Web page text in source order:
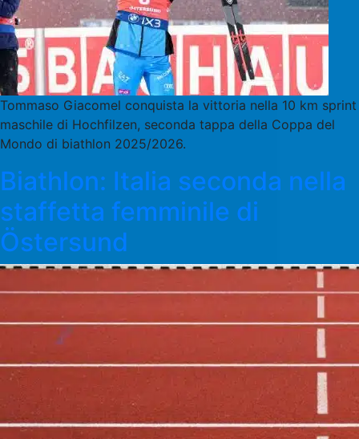
Tommaso Giacomel conquista la vittoria nella 10 km sprint
maschile di Hochfilzen, seconda tappa della Coppa del
Mondo di biathlon 2025/2026.
Biathlon: Italia seconda nella
staffetta femminile di
Östersund